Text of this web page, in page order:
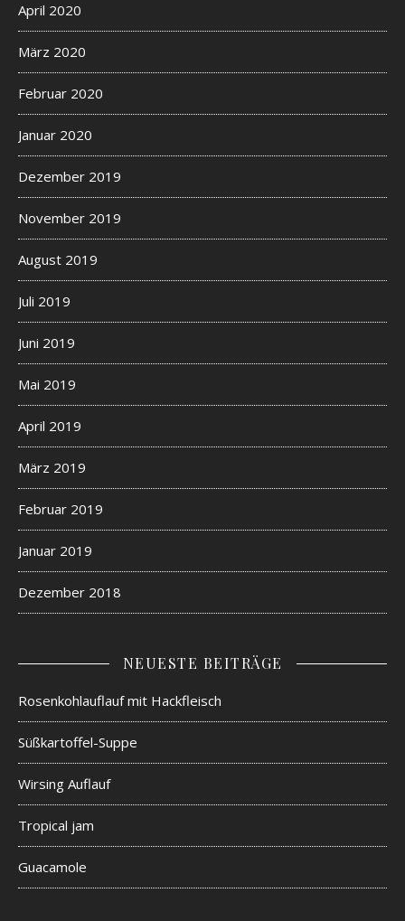
April 2020
März 2020
Februar 2020
Januar 2020
Dezember 2019
November 2019
August 2019
Juli 2019
Juni 2019
Mai 2019
April 2019
März 2019
Februar 2019
Januar 2019
Dezember 2018
NEUESTE BEITRÄGE
Rosenkohlauflauf mit Hackfleisch
Süßkartoffel-Suppe
Wirsing Auflauf
Tropical jam
Guacamole